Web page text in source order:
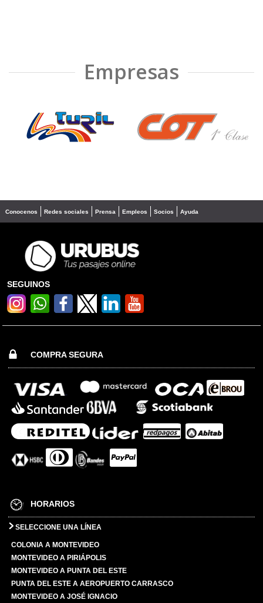
Empresas
❮ ❯
Conocenos Redes sociales Prensa Empleos Socios Ayuda
SEGUINOS
COMPRA SEGURA
HORARIOS
SELECCIONE UNA LÍNEA
COLONIA A MONTEVIDEO
MONTEVIDEO A PIRIÁPOLIS
MONTEVIDEO A PUNTA DEL ESTE
PUNTA DEL ESTE A AEROPUERTO CARRASCO
MONTEVIDEO A JOSÉ IGNACIO